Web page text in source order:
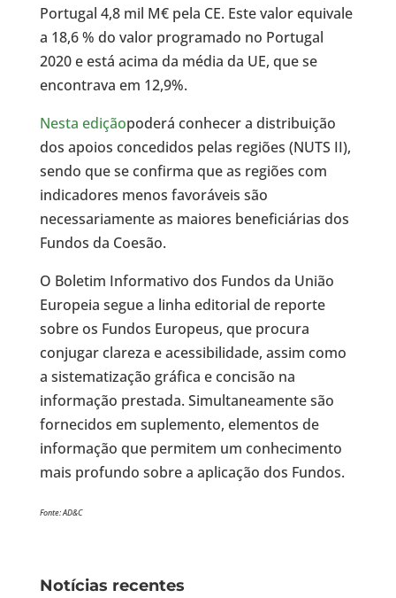
Portugal 4,8 mil M€ pela CE. Este valor equivale
a 18,6 % do valor programado no Portugal
2020 e está acima da média da UE, que se
encontrava em 12,9%.
Nesta ediçãopoderá conhecer a distribuição
dos apoios concedidos pelas regiões (NUTS II),
sendo que se confirma que as regiões com
indicadores menos favoráveis são
necessariamente as maiores beneficiárias dos
Fundos da Coesão.
O Boletim Informativo dos Fundos da União
Europeia segue a linha editorial de reporte
sobre os Fundos Europeus, que procura
conjugar clareza e acessibilidade, assim como
a sistematização gráfica e concisão na
informação prestada. Simultaneamente são
fornecidos em suplemento, elementos de
informação que permitem um conhecimento
mais profundo sobre a aplicação dos Fundos.
Fonte: AD&C
Notícias recentes